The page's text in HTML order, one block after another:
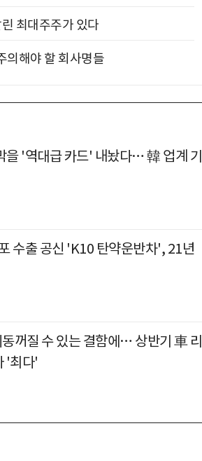
최대주주가 있다
의해야 할 회사명들
을 '역대급 카드' 내놨다… 韓 업계 기
수출 공신 'K10 탄약운반차', 21년
꺼질 수 있는 결함에… 상반기 車 리
'최다'